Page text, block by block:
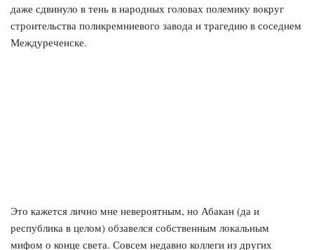
даже сдвинуло в тень в народных головах полемику вокруг
строительства поликремниевого завода и трагедию в соседнем
Междуреченске.
Это кажется лично мне невероятным, но Абакан (да и
республика в целом) обзавелся собственным локальным
мифом о конце света. Совсем недавно коллеги из других